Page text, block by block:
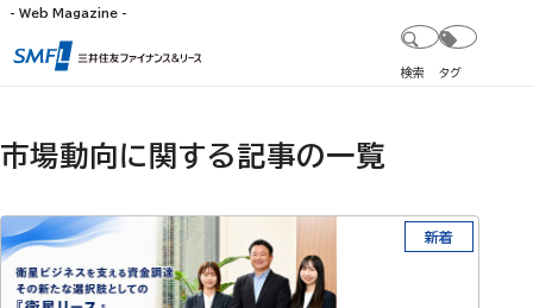
- Web Magazine -
検索 タグ
市場動向に関する記事の一覧
新着